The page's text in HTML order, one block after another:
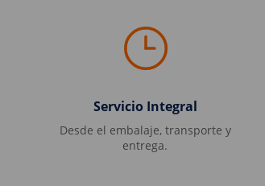
Servicio Integral
Desde el embalaje, transporte y
entrega.